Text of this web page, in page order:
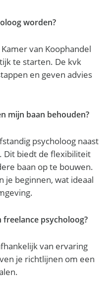
worden?
van Koophandel
te starten. De kvk
en geven advies
mijn baan behouden?
psycholoog naast
Dit biedt de flexibiliteit
baan op te bouwen.
je beginnen, wat ideaal
psycholoog?
van ervaring
je richtlijnen om een